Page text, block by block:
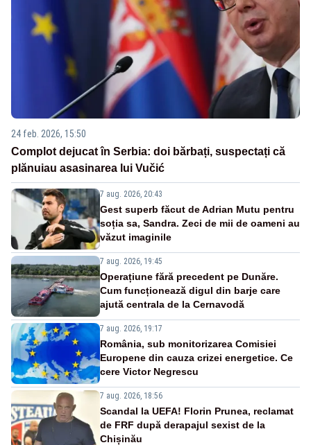
24 feb. 2026, 15:50
Complot dejucat în Serbia: doi bărbați, suspectați că
plănuiau asasinarea lui Vučić
7 aug. 2026, 20:43
Gest superb făcut de Adrian Mutu pentru
soția sa, Sandra. Zeci de mii de oameni au
văzut imaginile
7 aug. 2026, 19:45
Operațiune fără precedent pe Dunăre.
Cum funcționează digul din barje care
ajută centrala de la Cernavodă
7 aug. 2026, 19:17
România, sub monitorizarea Comisiei
Europene din cauza crizei energetice. Ce
cere Victor Negrescu
7 aug. 2026, 18:56
Scandal la UEFA! Florin Prunea, reclamat
de FRF după derapajul sexist de la
Chișinău